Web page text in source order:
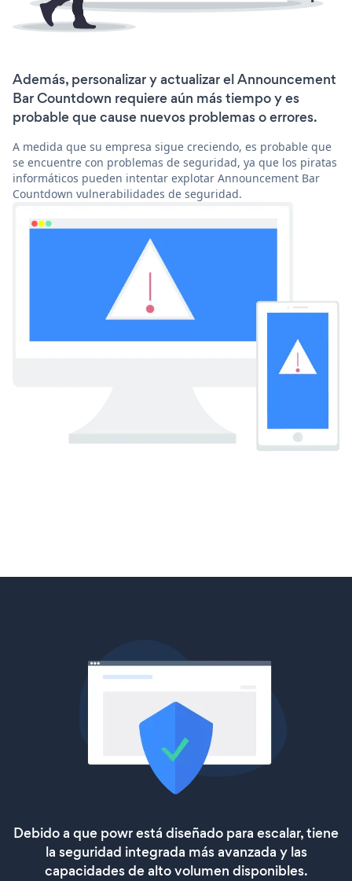
Además, personalizar y actualizar el Announcement
Bar Countdown requiere aún más tiempo y es
probable que cause nuevos problemas o errores.
A medida que su empresa sigue creciendo, es probable que
se encuentre con problemas de seguridad, ya que los piratas
informáticos pueden intentar explotar Announcement Bar
Countdown vulnerabilidades de seguridad.
Debido a que powr está diseñado para escalar, tiene
la seguridad integrada más avanzada y las
capacidades de alto volumen disponibles.